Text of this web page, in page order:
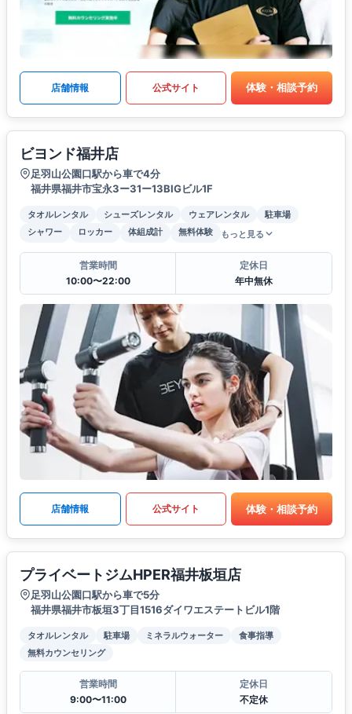
店舗情報 公式サイト 体験・相談予約
ビヨンド福井店
足羽山公園口駅から車で4分
福井県福井市宝永3ー31ー13BIGビル1F
タオルレンタル シューズレンタル ウェアレンタル
駐車場
シャワー
ロッカー 体組成計 無料体験 もっと見る
営業時間
10:00〜22:00
定休日
年中無休
店舗情報 公式サイト 体験・相談予約
プライベートジムHPER福井板垣店
足羽山公園口駅から車で5分
福井県福井市板垣3丁目1516ダイワエステートビル1階
タオルレンタル 駐車場 ミネラルウォーター
食事指導
無料カウンセリング
営業時間
9:00〜11:00
定休日
不定休